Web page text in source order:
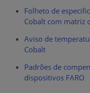
Folheto de
Cobalt com matriz
Aviso de
Cobalt
Padrões de
dispositivos FARO